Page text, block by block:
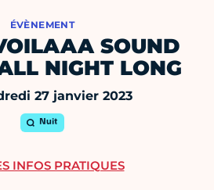
ÉVÈNEMENT
SOUND
NIGHT LONG
27 janvier 2023
Nuit
INFOS PRATIQUES